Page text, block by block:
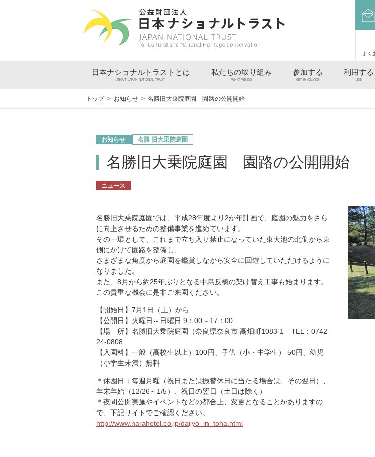
よく
日本ナショナルトラストとは
ABOUT JAPAN NATIONAL TRUST
私たちの取り組み
WHAT WE DO
参加する
GET INVOLVED
利用する
USE
トップ > お知らせ > 名勝旧大乗院庭園 園路の公開開始
お知らせ 名勝 旧大乗院庭園
名勝旧大乗院庭園 園路の公開開始
ニュース
名勝旧大乗院庭園では、平成28年度より2か年計画で、庭園の魅力をさら
に向上させるための整備事業を進めています。
その一環として、これまで立ち入り禁止になっていた東大池の北側から東
側にかけて園路を整備し、
さまざまな角度から庭園を鑑賞しながら安全に回遊していただけるように
なりました。
また、8月から約25年ぶりとなる中島反橋の架け替え工事も始まります。
この貴重な機会に是非ご来園ください。
【開始日】7月1日（土）から
【公開日】火曜日～日曜日 9：00～17：00
【場 所】名勝旧大乗院庭園（奈良県奈良市 高畑町1083-1 TEL：0742-
24-0808
【入園料】一般（高校生以上）100円、子供（小・中学生） 50円、幼児
（小学生未満）無料
＊休園日：毎週月曜（祝日または振替休日に当たる場合は、その翌日）、
年末年始（12/26～1/5）、祝日の翌日（土日は除く）
＊夜間公開実施やイベントなどの都合上、変更となることがありますの
で、下記サイトでご確認ください。
http://www.narahotel.co.jp/daijyo_in_toha.html